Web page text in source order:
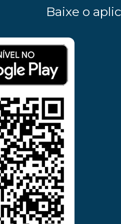
Baixe o